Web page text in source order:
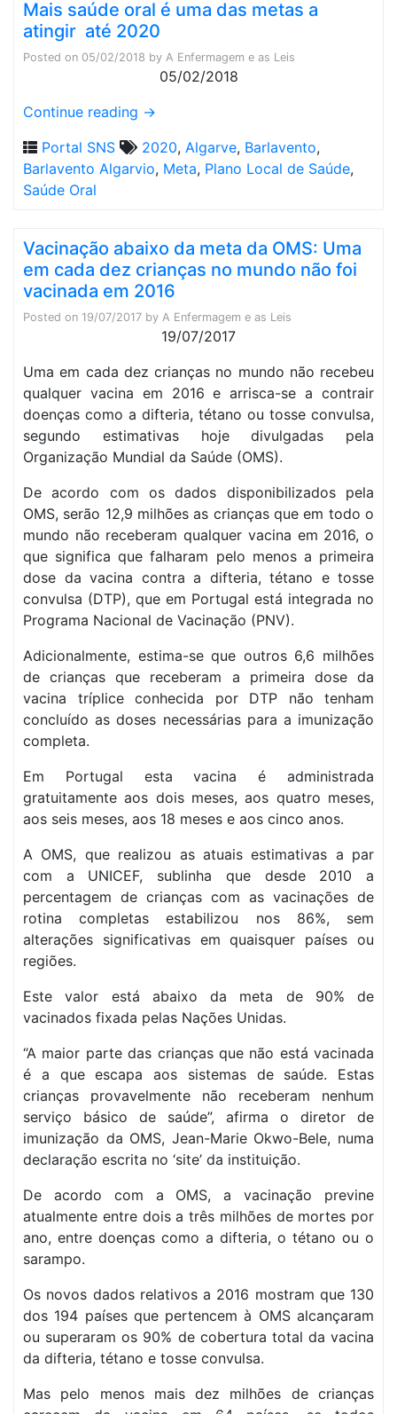
Mais saúde oral é uma das metas a
atingir até 2020
Posted on 05/02/2018 by A Enfermagem e as Leis
05/02/2018
Continue reading →
Portal SNS
2020, Algarve, Barlavento,
Barlavento Algarvio, Meta, Plano Local de Saúde,
Saúde Oral
Vacinação abaixo da meta da OMS: Uma
em cada dez crianças no mundo não foi
vacinada em 2016
Posted on 19/07/2017 by A Enfermagem e as Leis
19/07/2017
Uma em cada dez crianças no mundo não recebeu
qualquer vacina em 2016 e arrisca-se a contrair
doenças como a difteria, tétano ou tosse convulsa,
segundo estimativas hoje divulgadas pela
Organização Mundial da Saúde (OMS).
De acordo com os dados disponibilizados pela
OMS, serão 12,9 milhões as crianças que em todo o
mundo não receberam qualquer vacina em 2016, o
que significa que falharam pelo menos a primeira
dose da vacina contra a difteria, tétano e tosse
convulsa (DTP), que em Portugal está integrada no
Programa Nacional de Vacinação (PNV).
Adicionalmente, estima-se que outros 6,6 milhões
de crianças que receberam a primeira dose da
vacina tríplice conhecida por DTP não tenham
concluído as doses necessárias para a imunização
completa.
Em Portugal esta vacina é administrada
gratuitamente aos dois meses, aos quatro meses,
aos seis meses, aos 18 meses e aos cinco anos.
A OMS, que realizou as atuais estimativas a par
com a UNICEF, sublinha que desde 2010 a
percentagem de crianças com as vacinações de
rotina completas estabilizou nos 86%, sem
alterações significativas em quaisquer países ou
regiões.
Este valor está abaixo da meta de 90% de
vacinados fixada pelas Nações Unidas.
“A maior parte das crianças que não está vacinada
é a que escapa aos sistemas de saúde. Estas
crianças provavelmente não receberam nenhum
serviço básico de saúde”, afirma o diretor de
imunização da OMS, Jean-Marie Okwo-Bele, numa
declaração escrita no ‘site’ da instituição.
De acordo com a OMS, a vacinação previne
atualmente entre dois a três milhões de mortes por
ano, entre doenças como a difteria, o tétano ou o
sarampo.
Os novos dados relativos a 2016 mostram que 130
dos 194 países que pertencem à OMS alcançaram
ou superaram os 90% de cobertura total da vacina
da difteria, tétano e tosse convulsa.
Mas pelo menos mais dez milhões de crianças